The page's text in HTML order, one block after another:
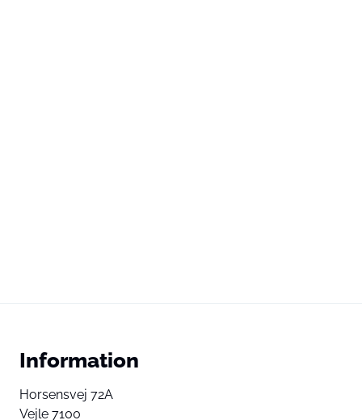
Information
Horsensvej 72A
Vejle 7100